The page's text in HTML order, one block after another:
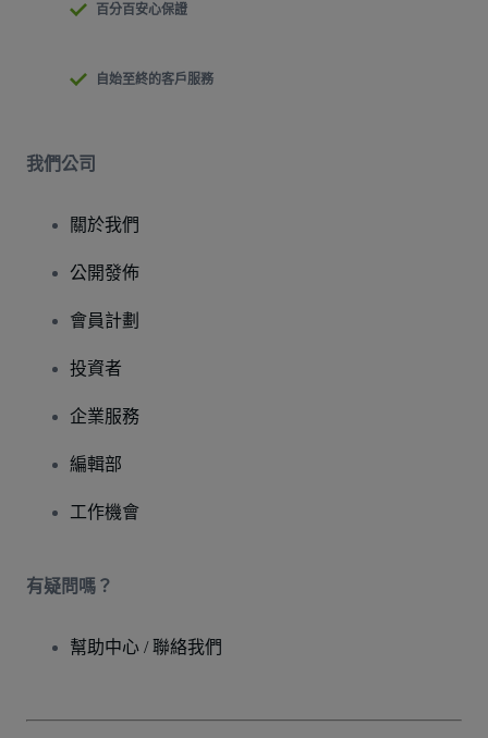
百分百安心保證
自始至終的客戶服務
我們公司
關於我們
公開發佈
會員計劃
投資者
企業服務
編輯部
工作機會
有疑問嗎？
幫助中心 / 聯絡我們